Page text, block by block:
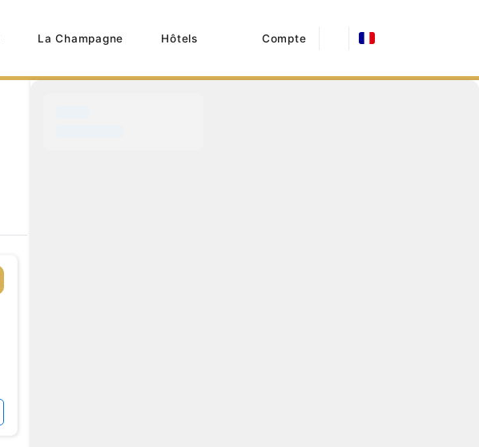
La Champagne Hôtels Compte